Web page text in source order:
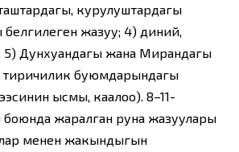
курулуштардагы
жазуу; 4) диний,
5) Дунхуандагы жана Мирандагы
тиричилик буюмдарындагы
ысмы, каалоо). 8–11-
жаралган руна жазуулары
менен жакындыгын